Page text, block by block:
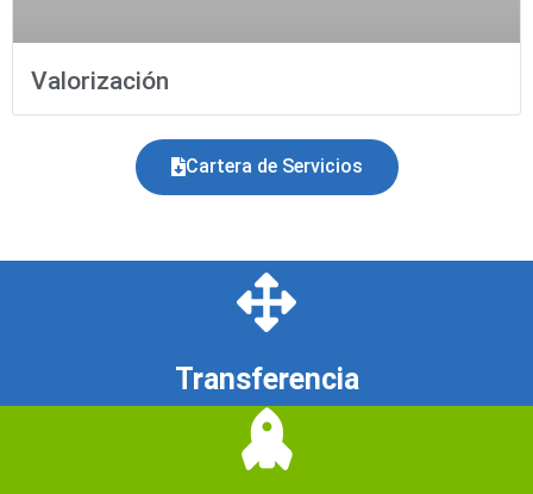
Valorización
Cartera de Servicios
Transferencia